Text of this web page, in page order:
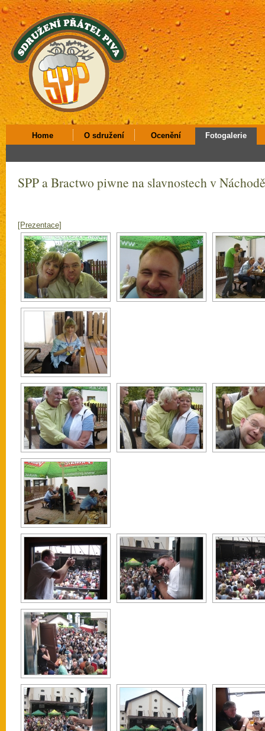
Home O sdružení Ocenění Fotogalerie
SPP a Bractwo piwne na slavnostech v Náchodě
[Prezentace]